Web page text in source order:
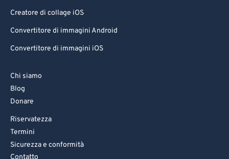
Creatore di collage iOS
Convertitore di immagini Android
Convertitore di immagini iOS
Chi siamo
Blog
Donare
Riservatezza
Termini
Sicurezza e conformità
Contatto